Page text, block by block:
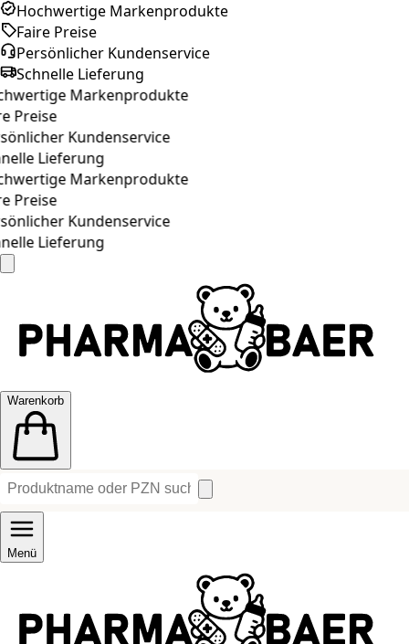
Hochwertige Markenprodukte
Faire Preise
Persönlicher Kundenservice
Schnelle Lieferung
Markenprodukte
Preise
Kundenservice
Lieferung
Markenprodukte
Preise
Kundenservice
Lieferung
Warenkorb
Menü